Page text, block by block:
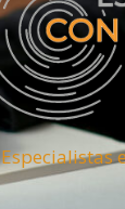
Especialistas